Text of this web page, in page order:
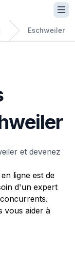
Eschweiler
et devenez
ligne est de
d'un expert
vous aider à